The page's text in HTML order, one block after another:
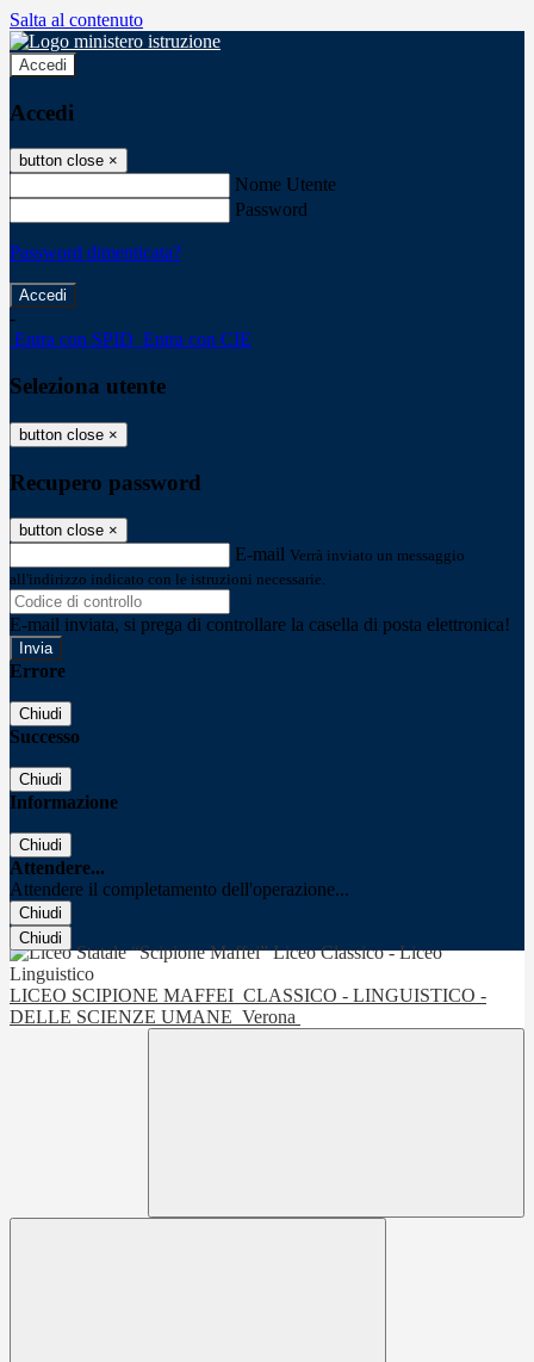
Salta al contenuto
Accedi
Accedi
button close ×
Nome Utente
Password
Password dimenticata?
-
Entra con SPID Entra con CIE
Seleziona utente
button close ×
Recupero password
button close ×
E-mail Verrà inviato un messaggio
all'indirizzo indicato con le istruzioni necessarie.
E-mail inviata, si prega di controllare la casella di posta elettronica!
Errore
Chiudi
Successo
Chiudi
Informazione
Chiudi
Attendere...
Attendere il completamento dell'operazione...
Chiudi
Chiudi
LICEO SCIPIONE MAFFEI CLASSICO - LINGUISTICO -
DELLE SCIENZE UMANE Verona